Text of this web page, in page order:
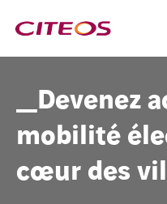
Nos expertises
Nos références
Rechercher :
_Devenez
mobilité
cœur des